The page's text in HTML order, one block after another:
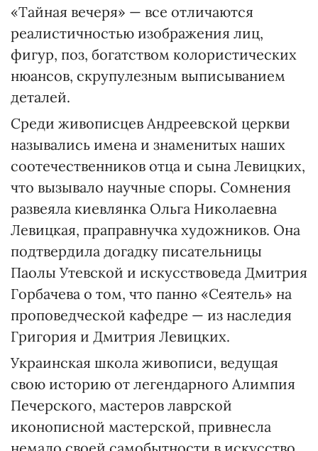
«Тайная вечеря» — все отличаются
реалистичностью изображения лиц,
фигур, поз, богатством колористических
нюансов, скрупулезным выписыванием
деталей.
Среди живописцев Андреевской церкви
назывались имена и знаменитых наших
соотечественников отца и сына Левицких,
что вызывало научные споры. Сомнения
развеяла киевлянка Ольга Николаевна
Левицкая, праправнучка художников. Она
подтвердила догадку писательницы
Паолы Утевской и искусствоведа Дмитрия
Горбачева о том, что панно «Сеятель» на
проповедческой кафедре — из наследия
Григория и Дмитрия Левицких.
Украинская школа живописи, ведущая
свою историю от легендарного Алимпия
Печерского, мастеров лаврской
иконописной мастерской, привнесла